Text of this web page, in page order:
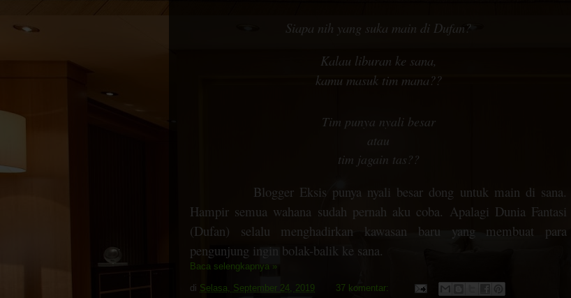
Siapa nih yang suka main di Dufan?
Kalau liburan ke sana,
kamu masuk tim mana??
Tim punya nyali besar
atau
tim jagain tas??
Blogger Eksis punya nyali besar dong untuk main di sana.
Hampir semua wahana sudah pernah aku coba. Apalagi Dunia Fantasi
(Dufan) selalu menghadirkan kawasan baru yang membuat para
pengunjung ingin bolak-balik ke sana.
Baca selengkapnya »
di Selasa, September 24, 2019
37 komentar: